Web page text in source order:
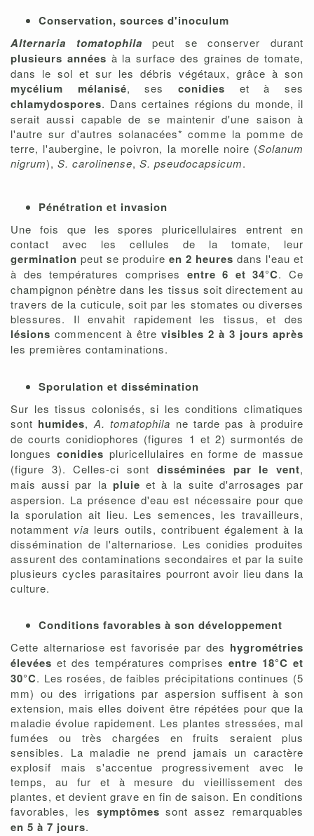
Conservation, sources d'inoculum
Alternaria tomatophila peut se conserver durant
plusieurs années à la surface des graines de tomate,
dans le sol et sur les débris végétaux, grâce à son
mycélium mélanisé, sesconidies et à ses
chlamydospores. Dans certaines régions du monde, il
serait aussi capable de se maintenir d'une saison à
l'autre sur d'autres solanacées* comme la pomme de
terre, l'aubergine, le poivron, la morelle noire (Solanum
nigrum), S. carolinense, S. pseudocapsicum.
Pénétration et invasion
Une fois que les spores pluricellulaires entrent en
contact avec les cellules de la tomate, leur
germination peut se produire en 2 heures dans l'eau et
à des températures comprises entre 6 et 34°C. Ce
champignon pénètre dans les tissus soit directement au
travers de la cuticule, soit par les stomates ou diverses
blessures. Il envahit rapidement les tissus, et des
lésions commencent à être visibles 2 à 3 jours après
les premières contaminations.
Sporulation et dissémination
Sur les tissus colonisés, si les conditions climatiques
sont humides,A. tomatophila ne tarde pas à produire
de courts conidiophores (figures 1 et 2) surmontés de
longues conidies pluricellulaires en forme de massue
(figure 3). Celles-ci sont disséminées par le vent,
mais aussi par la pluie et à la suite d'arrosages par
aspersion. La présence d'eau est nécessaire pour que
la sporulation ait lieu. Les semences, les travailleurs,
notamment via leurs outils, contribuent également à la
dissémination de l'alternariose. Les conidies produites
assurent des contaminations secondaires et par la suite
plusieurs cycles parasitaires pourront avoir lieu dans la
culture.
Conditions favorables à son développement
Cette alternariose est favorisée par des hygrométries
élevées et des températures comprisesentre 18°C et
30°C. Les rosées, de faibles précipitations continues (5
mm) ou des irrigations par aspersion suffisent à son
extension, mais elles doivent être répétées pour que la
maladie évolue rapidement. Les plantes stressées, mal
fumées ou très chargées en fruits seraient plus
sensibles. La maladie ne prend jamais un caractère
explosif mais s'accentue progressivement avec le
temps, au fur et à mesure du vieillissement des
plantes, et devient grave en fin de saison. En conditions
favorables, les symptômes sont assez remarquables
en 5 à 7 jours.